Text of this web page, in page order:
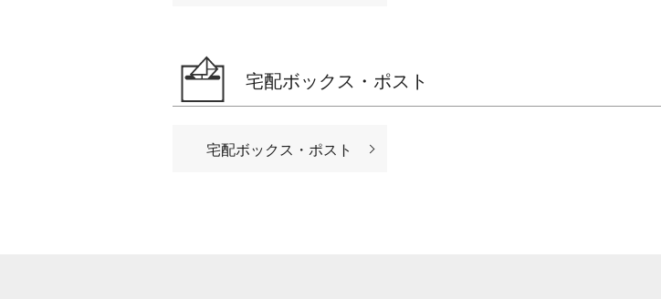
宅配ボックス・ポスト
宅配ボックス・ポスト